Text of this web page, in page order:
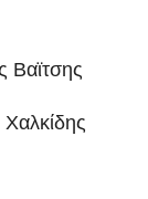
Βαϊτσης